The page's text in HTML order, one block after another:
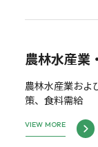
農林水産業
農林水産業およ
策、食料需給
VIEW MORE